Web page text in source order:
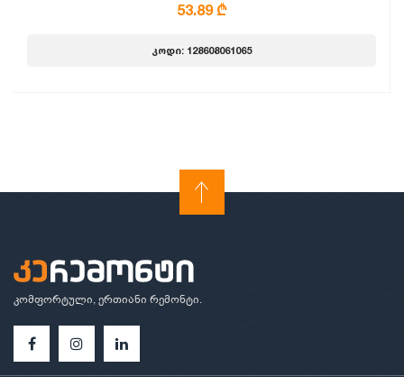
53.89 ₾
კოდი: 128608061065
კომფორტული, ერთიანი რემონტი.